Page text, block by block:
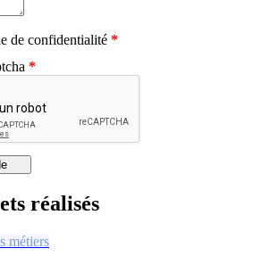
de confidentialité
réalisés
métiers